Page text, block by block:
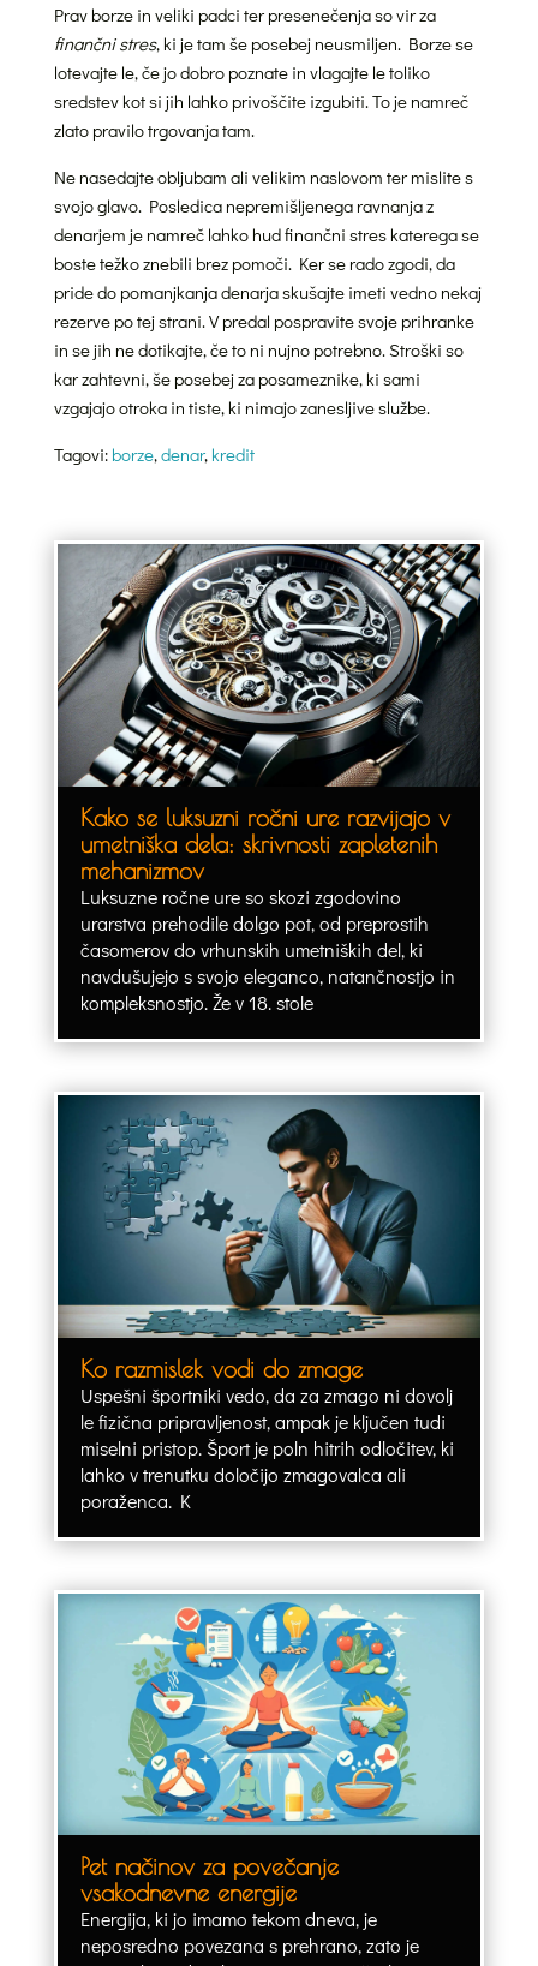
Prav borze in veliki padci ter presenečenja so vir za
finančni stres, ki je tam še posebej neusmiljen. Borze se
lotevajte le, če jo dobro poznate in vlagajte le toliko
sredstev kot si jih lahko privoščite izgubiti. To je namreč
zlato pravilo trgovanja tam.
Ne nasedajte obljubam ali velikim naslovom ter mislite s
svojo glavo. Posledica nepremišljenega ravnanja z
denarjem je namreč lahko hud finančni stres katerega se
boste težko znebili brez pomoči. Ker se rado zgodi, da
pride do pomanjkanja denarja skušajte imeti vedno nekaj
rezerve po tej strani. V predal pospravite svoje prihranke
in se jih ne dotikajte, če to ni nujno potrebno. Stroški so
kar zahtevni, še posebej za posameznike, ki sami
vzgajajo otroka in tiste, ki nimajo zanesljive službe.
Tagovi: borze,denar, kredit
Kako se luksuzni ročni ure razvijajo v
umetniška dela: skrivnosti zapletenih
mehanizmov
Luksuzne ročne ure so skozi zgodovino
urarstva prehodile dolgo pot, od preprostih
časomerov do vrhunskih umetniških del, ki
navdušujejo s svojo eleganco, natančnostjo in
kompleksnostjo. Že v 18. stole
Ko razmislek vodi do zmage
Uspešni športniki vedo, da za zmago ni dovolj
le fizična pripravljenost, ampak je ključen tudi
miselni pristop. Šport je poln hitrih odločitev, ki
lahko v trenutku določijo zmagovalca ali
poraženca. K
Pet načinov za povečanje
vsakodnevne energije
Energija, ki jo imamo tekom dneva, je
neposredno povezana s prehrano, zato je